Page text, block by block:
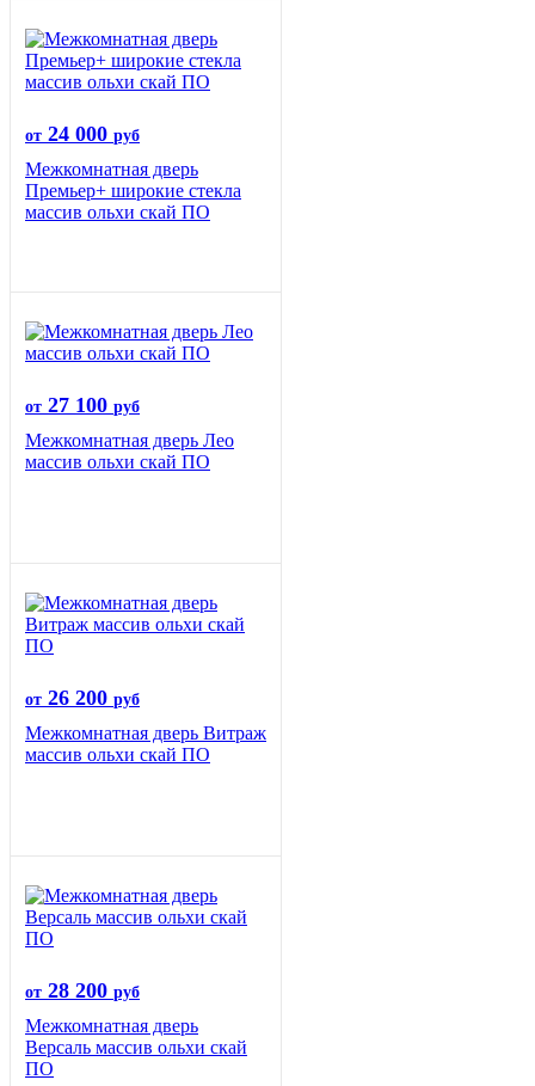
от 24 000 руб
Межкомнатная дверь
Премьер+ широкие стекла
массив ольхи скай ПО
от 27 100 руб
Межкомнатная дверь Лео
массив ольхи скай ПО
от 26 200 руб
Межкомнатная дверь Витраж
массив ольхи скай ПО
от 28 200 руб
Межкомнатная дверь
Версаль массив ольхи скай
ПО